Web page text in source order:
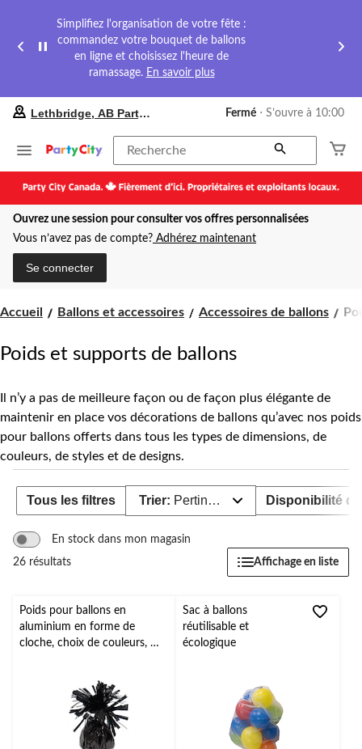
Simplifiez l'organisation de votre fête :
commandez votre bouquet de ballons
en ligne et choisissez l'heure de
ramassage. En savoir plus
préféré
Lethbridge,
Party
City,
courament
Fermé,
pour
Lethbridge, AB Party City Fermé ⋅ S’ouvre à 10:00
Recherche
Ouvrez une session pour consulter vos offres personnalisées
Vous n’avez pas de compte? Adhérez maintenant
Se connecter
Accueil Ballons et accessoires Accessoires de ballons
Poids et supports de ballons
Il n’y a pas de meilleure façon ou de façon plus élégante de
maintenir en place vos décorations de ballons qu’avec nos poids
pour ballons offerts dans tous les types de dimensions, de
couleurs, de styles et de designs.
Tous les filtres Trier: Pertinence Disponibilité
En stock dans mon magasin
26 résultats
Affichage en liste
Poids pour ballons en
aluminium en forme de
cloche, choix de couleurs, 5
Sac à ballons
réutilisable et
écologique